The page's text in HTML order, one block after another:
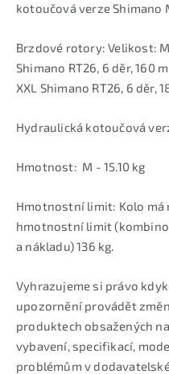
kotoučová verze Shimano
Brzdové rotory: Velikost: ML
Shimano RT26, 6 děr, 160
XXL Shimano RT26, 6 děr,
Hydraulická kotoučová
Hmotnost: M - 15.10 kg
Hmotnostní limit: Kolo má
hmotnostní limit
a nákladu) 136 kg.
Vyhrazujeme si právo
upozornění provádět
produktech obsažených
vybavení, specifikací,
problémům v